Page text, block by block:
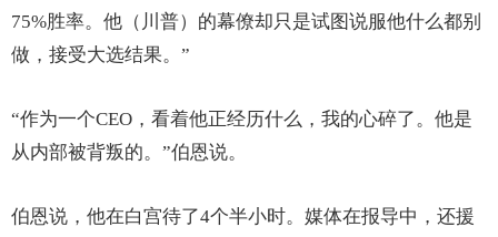
75%胜率。他（川普）的幕僚却只是试图说服他什么都别
做，接受大选结果。”
“作为一个CEO，看着他正经历什么，我的心碎了。他是
从内部被背叛的。”伯恩说。
伯恩说，他在白宫待了4个半小时。媒体在报导中，还援